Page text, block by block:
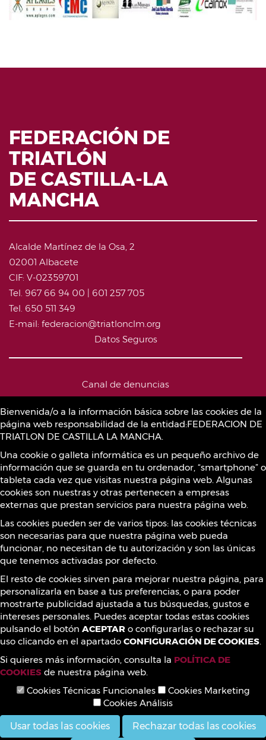
Bienvenida/o a la información básica sobre las cookies de la
página web responsabilidad de la entidad:FEDERACION DE
TRIATLON DE CASTILLA LA MANCHA.
Una cookie o galleta informática es un pequeño archivo de
información que se guarda en tu ordenador, “smartphone” o
tableta cada vez que visitas nuestra página web. Algunas
cookies son nuestras y otras pertenecen a empresas
externas que prestan servicios para nuestra página web.
Las cookies pueden ser de varios tipos: las cookies técnicas
son necesarias para que nuestra página web pueda
funcionar, no necesitan de tu autorización y son las únicas
que tenemos activadas por defecto.
El resto de cookies sirven para mejorar nuestra página, para
personalizarla en base a tus preferencias, o para poder
mostrarte publicidad ajustada a tus búsquedas, gustos e
intereses personales. Puedes aceptar todas estas cookies
pulsando el botón ACEPTAR o configurarlas o rechazar su
uso clicando en el apartado CONFIGURACIÓN DE COOKIES.
Si quieres más información, consulta la POLÍTICA DE
COOKIES de nuestra página web.
Cookies Técnicas Funcionales
Cookies Marketing
Cookies Análisis
Usar todas las cookies Rechazar todas las cookies
FEDERACIÓN DE
TRIATLÓN
DE CASTILLA-LA
MANCHA
Alcalde Martínez de la Osa, 2
02001 Albacete
CIF: V-02359701
Tel. 967 66 94 00 | 601 257 705
Tel. 650 511 349
E-mail: federacion@triatlonclm.org
Datos Seguros
Canal de denuncias
Política de Cookies
Sustancias prohibidas
Contacto
¡Síguenos!